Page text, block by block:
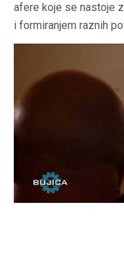
afere koje se nastoje
i formiranjem raznih